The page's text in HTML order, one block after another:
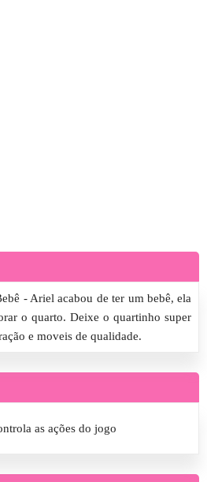
- Ariel acabou de ter um bebê, ela
o quarto. Deixe o quartinho super
e moveis de qualidade.
as ações do jogo